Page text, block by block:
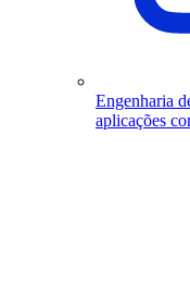
Engenharia
aplicações